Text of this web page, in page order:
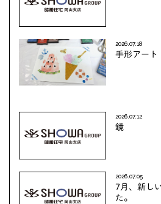
2026.07.18
手形アート
2026.07.12
鏡
2026.07.05
7月、新し
た。